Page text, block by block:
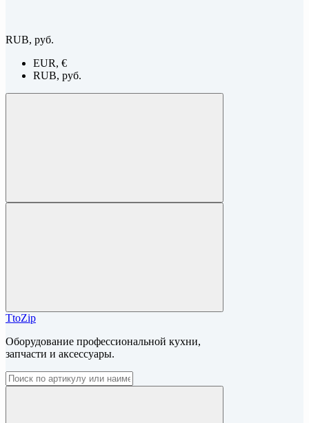
RUB, руб.
EUR, €
RUB, руб.
TtoZip
Оборудование профессиональной кухни,
запчасти и аксессуары.